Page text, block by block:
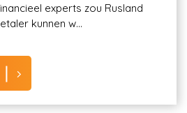
experts zou Rusland
kunnen w...